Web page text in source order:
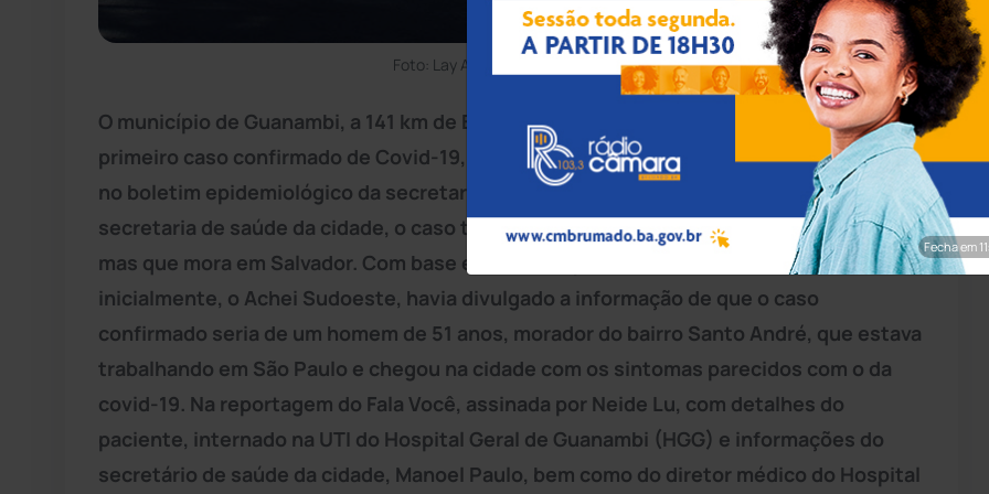
Foto: Lay Amorim/Achei Sudoeste
O município de Guanambi, a 141 km de Brumado, registrou neste sábado (18), o
primeiro caso confirmado de Covid-19, o novo coronavírus. A informação foi divulgada
no boletim epidemiológico da secretaria de saúde da Bahia (Sesab). De acordo com a
secretaria de saúde da cidade, o caso trata-se de uma médica, natural de Guanambi,
mas que mora em Salvador. Com base em informações do site Fala Você, de Guanambi,
inicialmente, o Achei Sudoeste, havia divulgado a informação de que o caso
confirmado seria de um homem de 51 anos, morador do bairro Santo André, que estava
trabalhando em São Paulo e chegou na cidade com os sintomas parecidos com o da
covid-19. Na reportagem do Fala Você, assinada por Neide Lu, com detalhes do
paciente, internado na UTI do Hospital Geral de Guanambi (HGG) e informações do
secretário de saúde da cidade, Manoel Paulo, bem como do diretor médico do Hospital
Fecha em